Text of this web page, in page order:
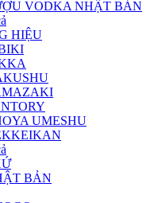
VODKA NHẬT BẢN
HIỆU
UMESHU
BẢN